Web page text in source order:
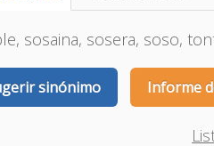
sosaina, sosera, soso,
sinónimo Informe